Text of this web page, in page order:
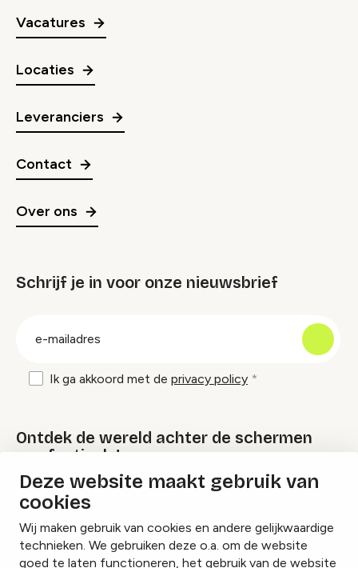
Deze website maakt gebruik van
cookies
Wij maken gebruik van cookies en andere gelijkwaardige
technieken. We gebruiken deze o.a. om de website
goed te laten functioneren, het gebruik van de website
Vacatures
Locaties
Leveranciers
Contact
Over ons
Schrijf je in voor onze nieuwsbrief
Ik ga akkoord met de privacy policy
Ontdek de wereld achter de schermen
van festivals!
Lees onze Festival Specials